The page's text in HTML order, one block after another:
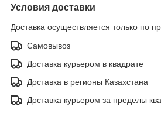
Условия доставки
Доставка осуществляется только по
Самовывоз
Доставка курьером в квадрате
Доставка в регионы Казахстана
Доставка курьером за пределы